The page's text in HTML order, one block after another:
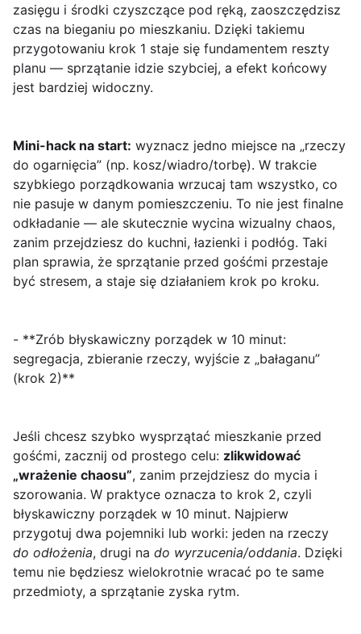
zasięgu i środki czyszczące pod ręką, zaoszczędzisz
czas na bieganiu po mieszkaniu. Dzięki takiemu
przygotowaniu krok 1 staje się fundamentem reszty
planu — sprzątanie idzie szybciej, a efekt końcowy
jest bardziej widoczny.
Mini-hack na start: wyznacz jedno miejsce na „rzeczy
do ogarnięcia” (np. kosz/wiadro/torbę). W trakcie
szybkiego porządkowania wrzucaj tam wszystko, co
nie pasuje w danym pomieszczeniu. To nie jest finalne
odkładanie — ale skutecznie wycina wizualny chaos,
zanim przejdziesz do kuchni, łazienki i podłóg. Taki
plan sprawia, że sprzątanie przed gośćmi przestaje
być stresem, a staje się działaniem krok po kroku.
- **Zrób błyskawiczny porządek w 10 minut:
segregacja, zbieranie rzeczy, wyjście z „bałaganu”
(krok 2)**
Jeśli chcesz szybko wysprzątać mieszkanie przed
gośćmi, zacznij od prostego celu: zlikwidować
„wrażenie chaosu”, zanim przejdziesz do mycia i
szorowania. W praktyce oznacza to krok 2, czyli
błyskawiczny porządek w 10 minut. Najpierw
przygotuj dwa pojemniki lub worki: jeden na rzeczy
do odłożenia, drugi na do wyrzucenia/oddania. Dzięki
temu nie będziesz wielokrotnie wracać po te same
przedmioty, a sprzątanie zyska rytm.